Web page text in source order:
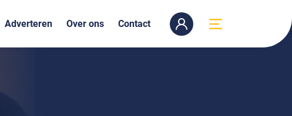
Adverteren Over ons Contact